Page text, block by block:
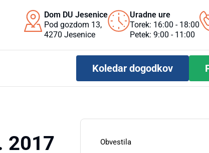
Dom DU Jesenice
Pod gozdom 13,
4270 Jesenice
Uradne ure
Torek: 16:00 - 18:00
Petek: 9:00 - 11:00
Koledar dogodkov
2017 Obvestila